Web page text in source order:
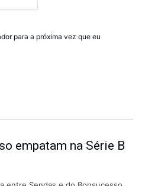
para a próxima vez que eu
empatam na Série B